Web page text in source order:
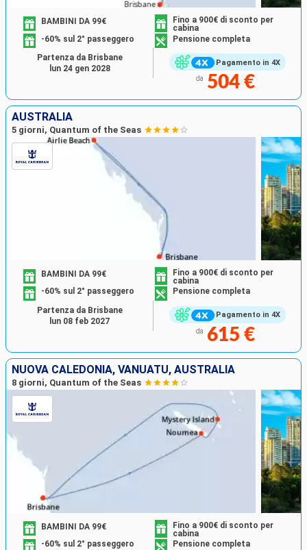
Pagamento in 4X
BAMBINI DA 99€
Fino a 900€ di sconto per
cabina
-60% sul 2° passeggero
Pensione completa
da 504 €
Partenza da Brisbane
lun 24 gen 2028
AUSTRALIA
5 giorni, Quantum of the Seas
Pagamento in 4X
BAMBINI DA 99€
Fino a 900€ di sconto per
cabina
-60% sul 2° passeggero
Pensione completa
da 615 €
Partenza da Brisbane
lun 08 feb 2027
NUOVA CALEDONIA, VANUATU, AUSTRALIA
8 giorni, Quantum of the Seas
BAMBINI DA 99€
Fino a 900€ di sconto per
cabina
-60% sul 2° passeggero
Pensione completa